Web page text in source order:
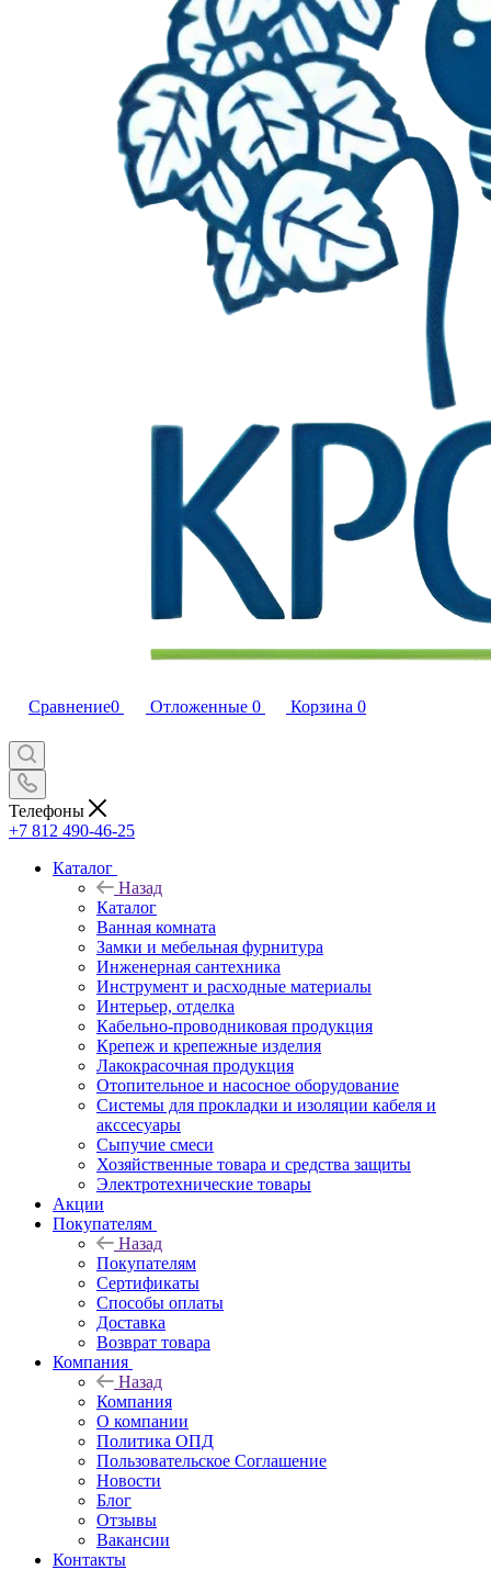
Сравнение0 Отложенные 0 Корзина 0
Телефоны
+7 812 490-46-25
Каталог
Назад
Каталог
Ванная комната
Замки и мебельная фурнитура
Инженерная сантехника
Инструмент и расходные материалы
Интерьер, отделка
Кабельно-проводниковая продукция
Крепеж и крепежные изделия
Лакокрасочная продукция
Отопительное и насосное оборудование
Системы для прокладки и изоляции кабеля и
акссесуары
Сыпучие смеси
Хозяйственные товара и средства защиты
Электротехнические товары
Акции
Покупателям
Назад
Покупателям
Сертификаты
Способы оплаты
Доставка
Возврат товара
Компания
Назад
Компания
О компании
Политика ОПД
Пользовательское Соглашение
Новости
Блог
Отзывы
Вакансии
Контакты